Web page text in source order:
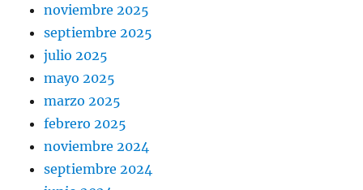
noviembre 2025
septiembre 2025
julio 2025
mayo 2025
marzo 2025
febrero 2025
noviembre 2024
septiembre 2024